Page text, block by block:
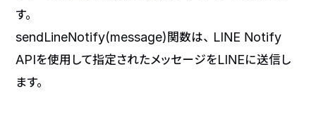
す。
sendLineNotify(message)関数は、LINE Notify
APIを使用して指定されたメッセージをLINEに送信し
ます。